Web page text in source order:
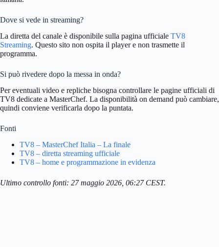
Dove si vede in streaming?
La diretta del canale è disponibile sulla pagina ufficiale TV8
Streaming. Questo sito non ospita il player e non trasmette il
programma.
Si può rivedere dopo la messa in onda?
Per eventuali video e repliche bisogna controllare le pagine ufficiali di
TV8 dedicate a MasterChef. La disponibilità on demand può cambiare,
quindi conviene verificarla dopo la puntata.
Fonti
TV8 – MasterChef Italia – La finale
TV8 – diretta streaming ufficiale
TV8 – home e programmazione in evidenza
Ultimo controllo fonti: 27 maggio 2026, 06:27 CEST.